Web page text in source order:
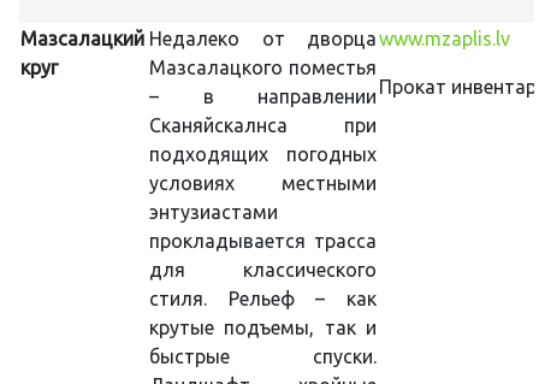
Мазсалацкий
круг
Недалеко от дворца
Мазсалацкого поместья
– в направлении
Сканяйскалнса при
подходящих погодных
условиях местными
энтузиастами
прокладывается трасса
для классического
стиля. Рельеф – как
крутые подъемы, так и
быстрые спуски.
www.mzaplis.lv
Прокат